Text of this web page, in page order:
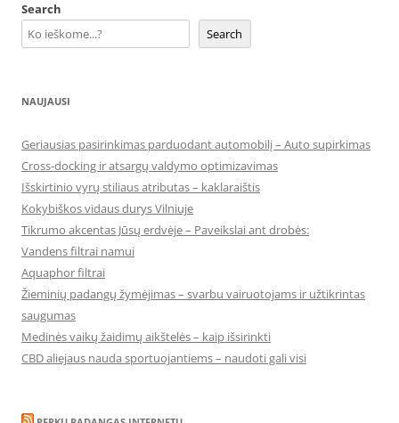
Search
Search
NAUJAUSI
Geriausias pasirinkimas parduodant automobilį – Auto supirkimas
Cross-docking ir atsargų valdymo optimizavimas
Išskirtinio vyrų stiliaus atributas – kaklaraištis
Kokybiškos vidaus durys Vilniuje
Tikrumo akcentas Jūsų erdvėje – Paveikslai ant drobės:
Vandens filtrai namui
Aquaphor filtrai
Žieminių padangų žymėjimas – svarbu vairuotojams ir užtikrintas
saugumas
Medinės vaikų žaidimų aikštelės – kaip išsirinkti
CBD aliejaus nauda sportuojantiems – naudoti gali visi